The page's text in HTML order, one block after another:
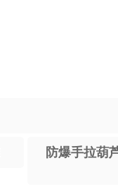
防爆手拉葫